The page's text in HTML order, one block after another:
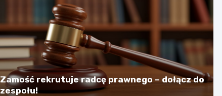
Zamość rekrutuje radcę prawnego – dołącz do
zespołu!